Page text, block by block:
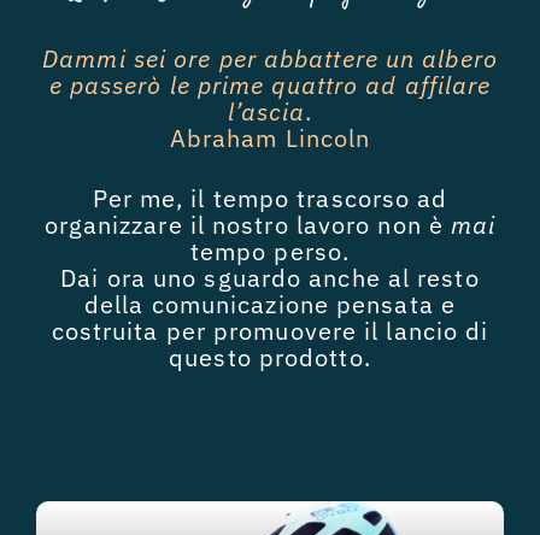
Dammi sei ore per abbattere un albero
e passerò le prime quattro ad affilare
l’ascia.
Abraham Lincoln
Per me, il tempo trascorso ad
organizzare il nostro lavoro non èmai
tempo perso.
Dai ora uno sguardo anche al resto
della comunicazione pensata e
costruita per promuovere il lancio di
questo prodotto.